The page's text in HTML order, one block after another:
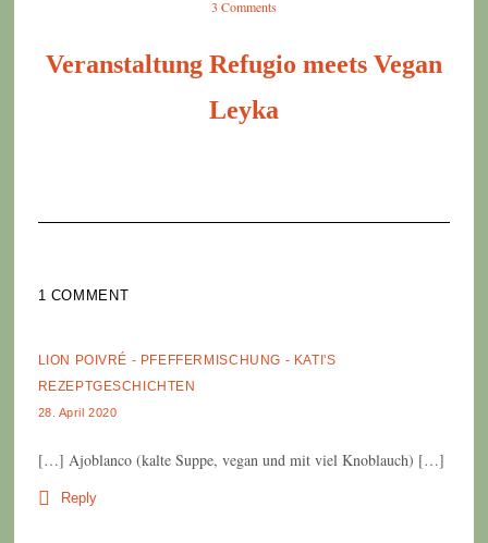
3 Comments
Veranstaltung Refugio meets Vegan
Leyka
1 COMMENT
LION POIVRÉ - PFEFFERMISCHUNG - KATI'S
REZEPTGESCHICHTEN
28. April 2020
[…] Ajoblanco (kalte Suppe, vegan und mit viel Knoblauch) […]
Reply